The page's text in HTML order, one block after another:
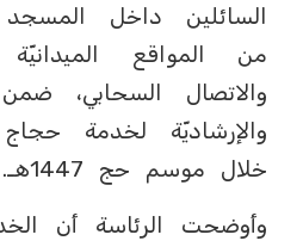
السائلين داخل
من المواقع
والاتصال السحابي،
والإرشاديّة لخدمة
خلال موسم حج 1447هـ.
وأوضحت الرئاسة أن